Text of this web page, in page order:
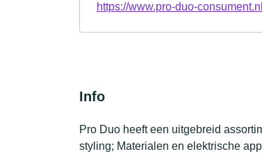
https://www.pro-duo-
Info
Pro Duo heeft een uitgebreid
styling; Materialen en elektrische